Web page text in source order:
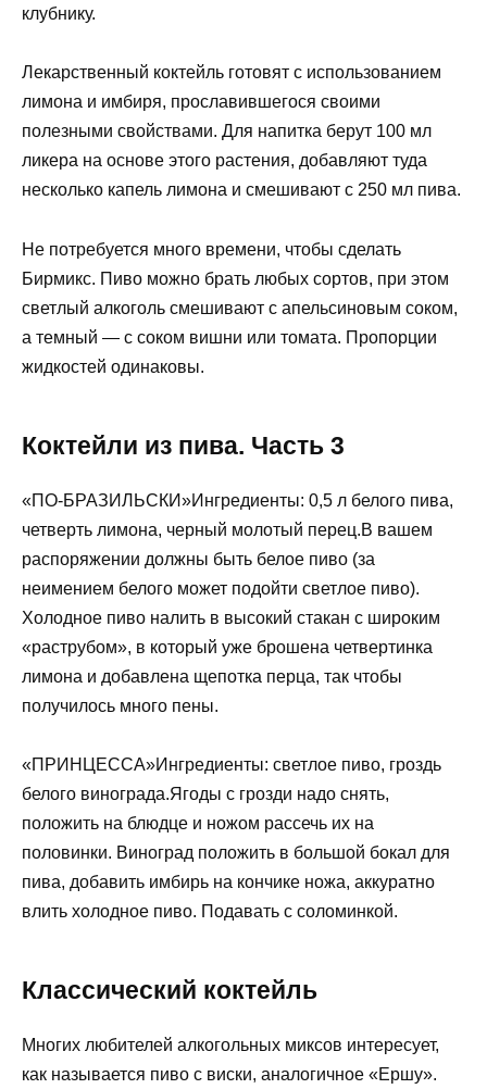
клубнику.
Лекарственный коктейль готовят с использованием
лимона и имбиря, прославившегося своими
полезными свойствами. Для напитка берут 100 мл
ликера на основе этого растения, добавляют туда
несколько капель лимона и смешивают с 250 мл пива.
Не потребуется много времени, чтобы сделать
Бирмикс. Пиво можно брать любых сортов, при этом
светлый алкоголь смешивают с апельсиновым соком,
а темный — с соком вишни или томата. Пропорции
жидкостей одинаковы.
Коктейли из пива. Часть 3
«ПО-БРАЗИЛЬСКИ»Ингредиенты: 0,5 л белого пива,
четверть лимона, черный молотый перец.В вашем
распоряжении должны быть белое пиво (за
неимением белого может подойти светлое пиво).
Холодное пиво налить в высокий стакан с широким
«раструбом», в который уже брошена четвертинка
лимона и добавлена щепотка перца, так чтобы
получилось много пены.
«ПРИНЦЕССА»Ингредиенты: светлое пиво, гроздь
белого винограда.Ягоды с грозди надо снять,
положить на блюдце и ножом рассечь их на
половинки. Виноград положить в большой бокал для
пива, добавить имбирь на кончике ножа, аккуратно
влить холодное пиво. Подавать с соломинкой.
Классический коктейль
Многих любителей алкогольных миксов интересует,
как называется пиво с виски, аналогичное «Ершу».